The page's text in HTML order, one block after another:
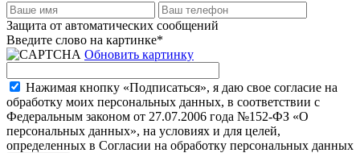
Защита от автоматических сообщений
Введите слово на картинке*
Обновить картинку
Нажимая кнопку «Подписаться», я даю свое согласие на
обработку моих персональных данных, в соответствии с
Федеральным законом от 27.07.2006 года №152-ФЗ «О
персональных данных», на условиях и для целей,
определенных в Согласии на обработку персональных данных